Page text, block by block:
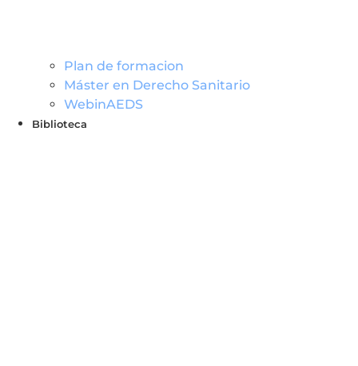
Plan de formacion
Máster en Derecho Sanitario
WebinAEDS
Biblioteca